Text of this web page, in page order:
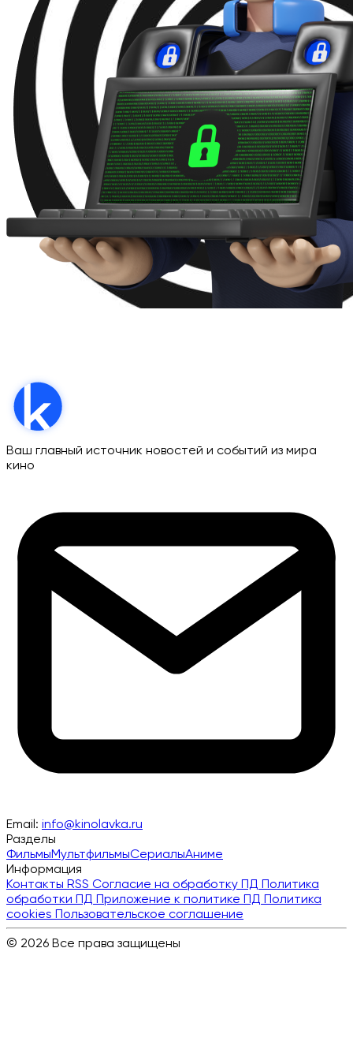
Ваш главный источник новостей и событий из мира
кино
Email: info@kinolavka.ru
Разделы
ФильмыМультфильмыСериалыАниме
Информация
Контакты RSS Согласие на обработку ПД Политика
обработки ПД Приложение к политике ПД Политика
cookies Пользовательское соглашение
© 2026 Все права защищены